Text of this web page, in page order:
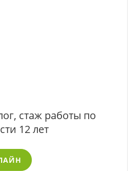
стаж работы по
12 лет